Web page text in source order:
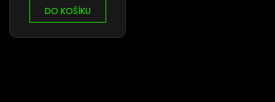
DO KOŠÍKU